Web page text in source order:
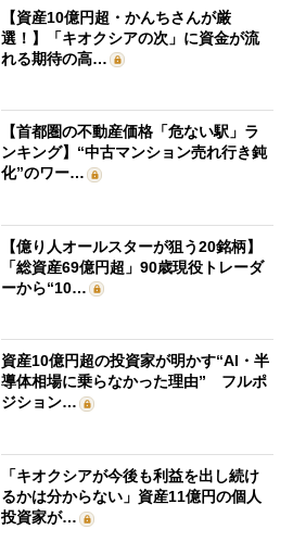
【資産10億円超・かんちさんが厳
選！】「キオクシアの次」に資金が流
れる期待の高…
【首都圏の不動産価格「危ない駅」ラ
ンキング】“中古マンション売れ行き鈍
化”のワー…
【億り人オールスターが狙う20銘柄】
「総資産69億円超」90歳現役トレーダ
ーから“10…
資産10億円超の投資家が明かす“AI・半
導体相場に乗らなかった理由” フルポ
ジション…
「キオクシアが今後も利益を出し続け
るかは分からない」資産11億円の個人
投資家が…